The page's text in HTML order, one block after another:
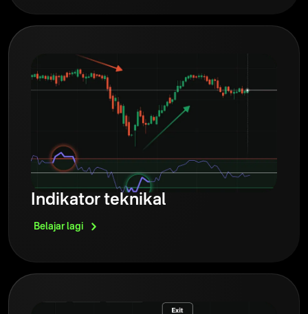
Indikator teknikal
Belajar lagi